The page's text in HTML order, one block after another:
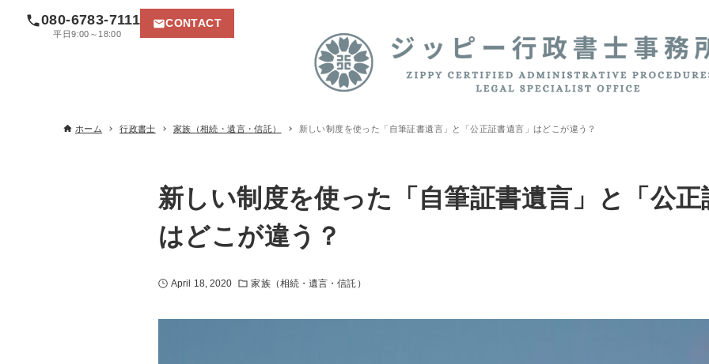
080-6783-7111
平日9:00～18:00
CONTACT
ホーム 行政書士 家族（相続・遺言・信託） 新しい制度を使った「自筆証書遺言」と「公正証書遺言」はどこが違う？
新しい制度を使った「自筆証書遺言」と「公正
はどこが違う？
April 18, 2020 家族（相続・遺言・信託）